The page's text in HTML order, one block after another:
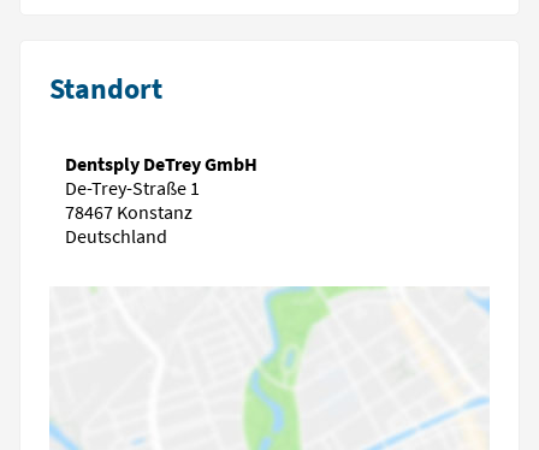
Standort
Dentsply DeTrey GmbH
De-Trey-Straße 1
78467 Konstanz
Deutschland